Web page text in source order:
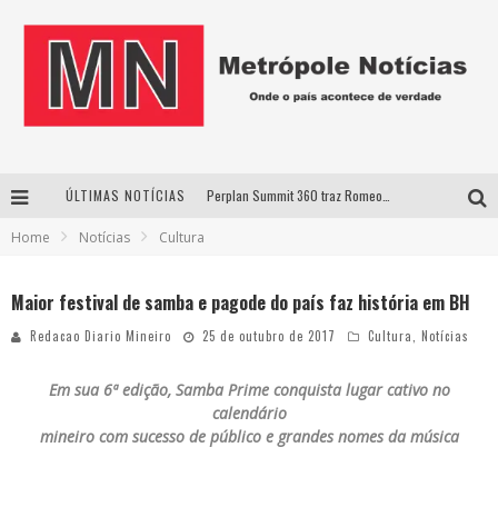
ÚLTIMAS NOTÍCIAS
Agosto Dourado: apoio, informação e acolhimento fortalecem o sucesso da amamentação
Home Notícias Cultura
Maior festival de samba e pagode do país faz história em BH
Redacao Diario Mineiro 25 de outubro de 2017 Cultura Notícias
Em sua 6ª edição, Samba Prime conquista lugar cativo no
calendário
mineiro com sucesso de público e grandes nomes da música